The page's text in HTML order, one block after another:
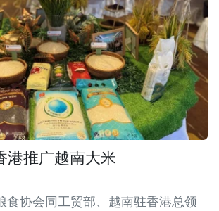
港推广越南大米
食协会同工贸部、越南驻香港总领